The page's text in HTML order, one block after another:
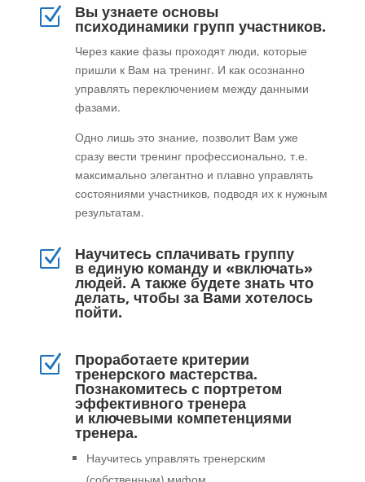
Z Вы узнаете основы
психодинамики групп участников.
Через какие фазы проходят люди, которые
пришли к Вам на тренинг. И как осознанно
управлять переключением между данными
фазами.
Одно лишь это знание, позволит Вам уже
сразу вести тренинг профессионально, т.е.
максимально элегантно и плавно управлять
состояниями участников, подводя их к нужным
результатам.
Z Научитесь сплачивать группу
в единую команду и «включать»
людей. А также будете знать что
делать, чтобы за Вами хотелось
пойти.
Z Проработаете критерии
тренерского мастерства.
Познакомитесь с портретом
эффективного тренера
и ключевыми компетенциями
тренера.
Научитесь управлять тренерским
(собственным) мифом.